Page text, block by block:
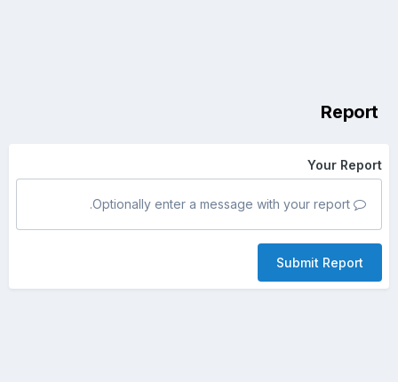
Report
Your Report
Submit Report